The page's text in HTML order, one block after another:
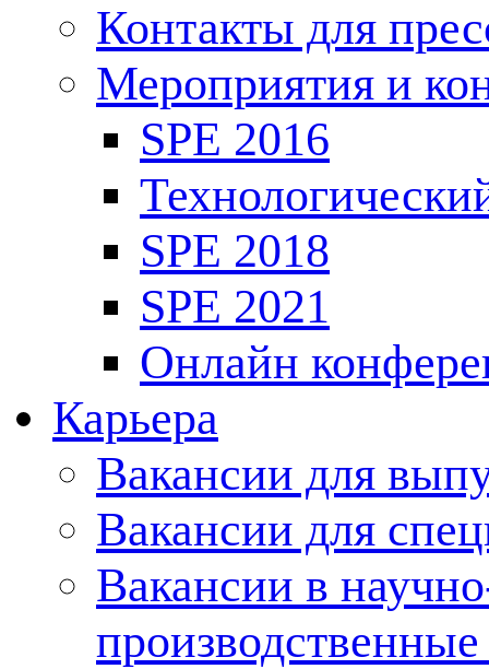
Контакты для
Мероприятия и
SPE 2016
SPE 2018
SPE 2021
Онлайн
Карьера
Вакансии для
Вакансии для
Вакансии в